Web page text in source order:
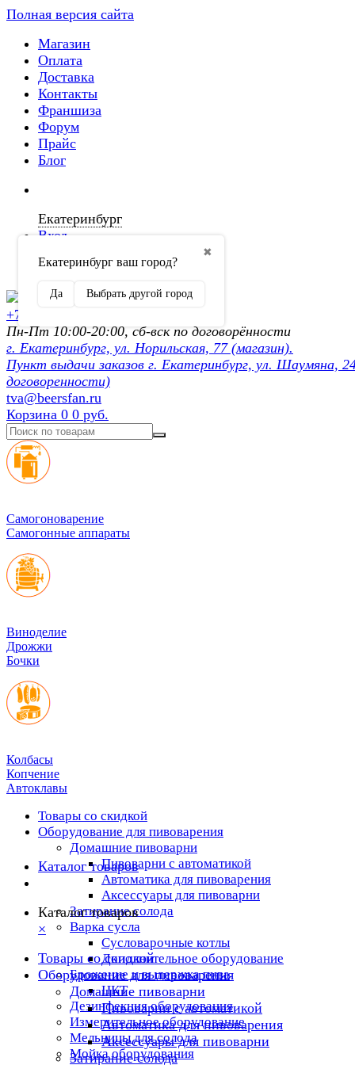
Полная версия сайта
Магазин
Оплата
Доставка
Контакты
Франшиза
Форум
Прайс
Блог
Екатеринбург
✖
Екатеринбург ваш город?
Да Выбрать другой город
Вход
Регистрация
+7 (902) 872-54-70
Пн-Пт 10:00-20:00, сб-вск по договорённости
г. Екатеринбург, ул. Норильская, 77 (магазин).
Пункт выдачи заказов г. Екатеринбург, ул. Шаумяна,
договоренности)
tva@beersfan.ru
Корзина 0 0 руб.
Cамогоноварение
Самогонные аппараты
Виноделие
Дрожжи
Бочки
Колбасы
Копчение
Автоклавы
Товары со скидкой
Оборудование для пивоварения
Домашние пивоварни
Пивоварни с автоматикой
Автоматика для пивоварения
Аксессуары для пивоварни
Затирание солода
Варка сусла
Cусловарочные котлы
Дополнительное оборудование
Брожение и выдержка пива
ЦКТ
Дезинфекция оборудования
Измерительное оборудование
Мельницы для солода
Мойка оборудования
Каталог товаров
Каталог товаров
×
Товары со скидкой
Оборудование для пивоварения
Домашние пивоварни
Пивоварни с автоматикой
Автоматика для пивоварения
Аксессуары для пивоварни
Затирание солода